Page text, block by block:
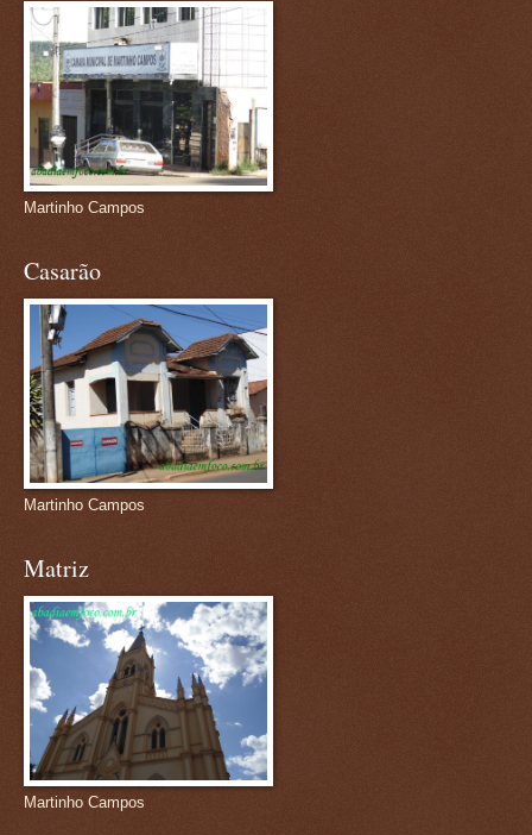
Martinho Campos
Casarão
Martinho Campos
Matriz
Martinho Campos